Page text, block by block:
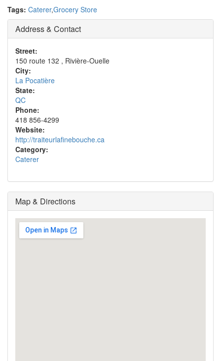
Tags: Caterer,Grocery Store
Address & Contact
Street:
150 route 132 , Rivière-Ouelle
City:
La Pocatière
State:
QC
Phone:
418 856-4299
Website:
http://traiteurlafinebouche.ca
Category:
Caterer
Map & Directions